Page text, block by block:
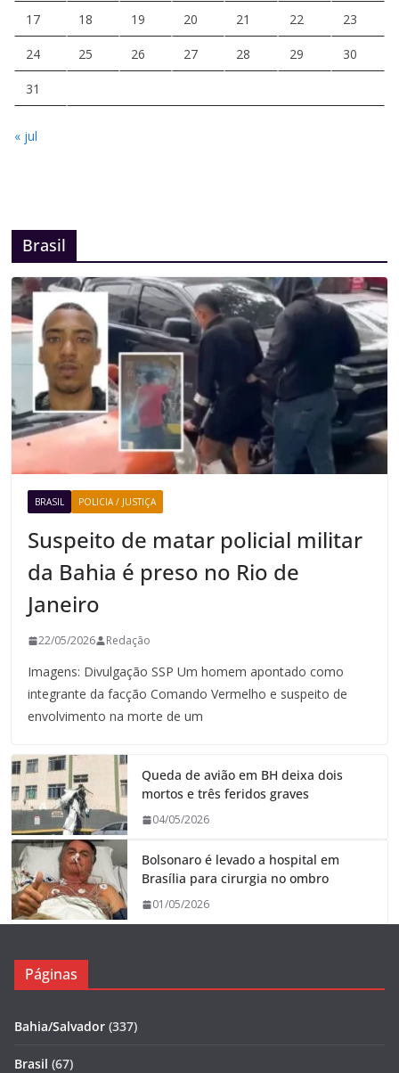
17 18 19 20 21 22 23
24 25 26 27 28 29 30
31
« jul
Brasil
BRASIL POLICIA / JUSTIÇA
Suspeito de matar policial militar
da Bahia é preso no Rio de
Janeiro
22/05/2026 Redação
Imagens: Divulgação SSP Um homem apontado como
integrante da facção Comando Vermelho e suspeito de
envolvimento na morte de um
Queda de avião em BH deixa dois
mortos e três feridos graves
04/05/2026
Bolsonaro é levado a hospital em
Brasília para cirurgia no ombro
01/05/2026
Páginas
Bahia/Salvador (337)
Brasil (67)